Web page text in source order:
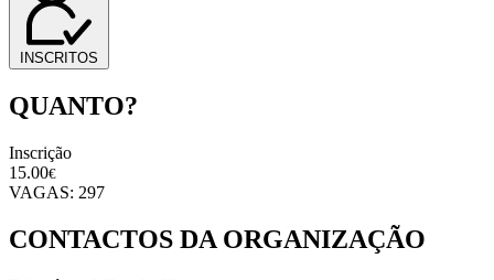
INSCRITOS
QUANTO?
Inscrição
15.00€
VAGAS: 297
CONTACTOS DA ORGANIZAÇÃO